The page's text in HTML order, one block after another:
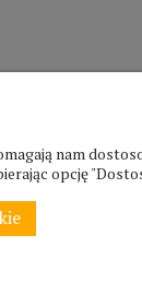
nam
opcję